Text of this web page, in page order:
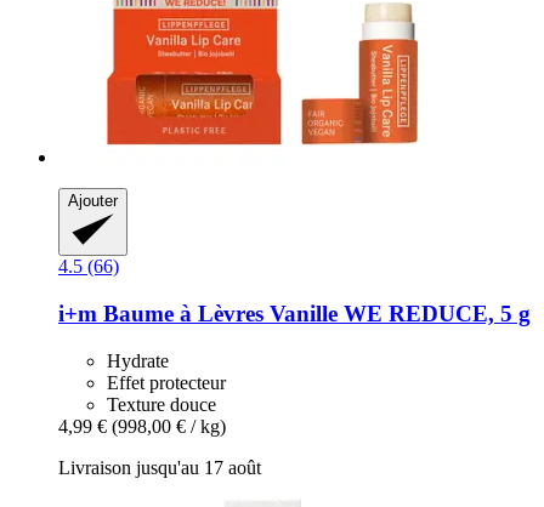
Ajouter
4.5 (66)
i+m Baume à Lèvres Vanille WE REDUCE, 5 g
Hydrate
Effet protecteur
Texture douce
4,99 € (998,00 € / kg)
Livraison jusqu'au 17 août